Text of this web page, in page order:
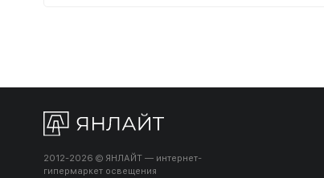
2012-2026 © ЯНЛАЙТ — интернет-
гипермаркет освещения